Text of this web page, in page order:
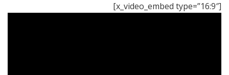
[x_video_embed type=”16:9″]